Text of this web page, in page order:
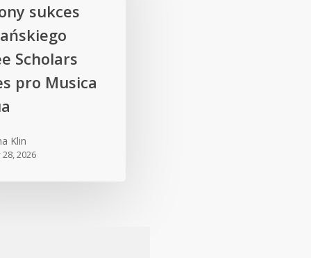
sukces
Scholars
pro Musica
Klin
28, 2026